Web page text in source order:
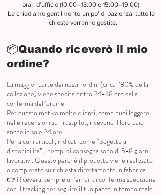
orari d’ufficio (10:00–13:00 e 15:00–19:00).
Le chiediamo gentilmente un po’ di pazienza: tutte le
richieste verranno gestite.
📦Quando riceverò il mio
ordine?
La maggior parte dei nostri ordini (circa l’80% della
collezione) viene spedita entro 24-48 ore dalla
conferma dell’ordine.
Per questo motivo molte clienti, come puoi leggere
nelle recensioni su Trustpilot, ricevono il loro paio
anche in sole 24 ore.
Per alcuni articoli, indicati come “Sogetto a
disponibilita”, i tempi di consegna sono di 5-8 giorni
lavorativi. Questo perché il prodotto viene realizzato
o completato su richiesta direttamente in fabbrica.
👉 Riceverai sempre un’email di conferma spedizione
con il tracking per seguire il tuo pacco in tempo reale.